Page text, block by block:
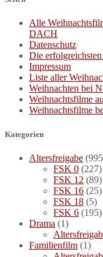
Alle
DACH
Datenschutz
Die
Impressum
Liste aller
Weihnachten bei
Weihnachtsfilme
Weihnachtsfilme
Kategorien
Altersfreigabe
FSK 0 (227)
FSK 12 (89)
FSK 16 (25)
FSK 18 (5)
FSK 6 (195)
Drama (1)
Familienfilm (1)